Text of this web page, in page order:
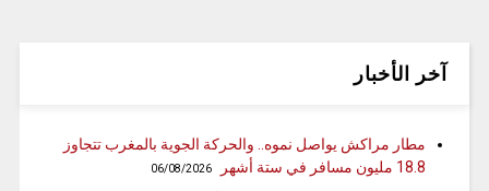
آخر الأخبار
مطار مراكش يواصل نموه.. والحركة الجوية بالمغرب تتجاوز
18.8 مليون مسافر في ستة أشهر
06/08/2026